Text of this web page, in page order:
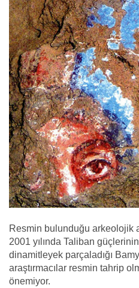
Resmin bulunduğu arkeolojik
2001 yılında Taliban
dinamitleyek parçaladığı
araştırmacılar resmin tahrip
önemiyor.